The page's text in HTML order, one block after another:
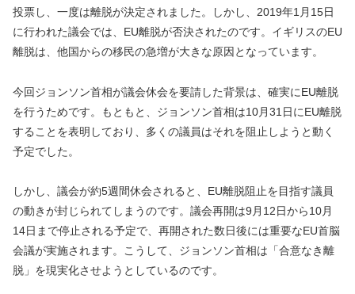
投票し、一度は離脱が決定されました。しかし、2019年1月15日
に行われた議会では、EU離脱が否決されたのです。イギリスのEU
離脱は、他国からの移民の急増が大きな原因となっています。
今回ジョンソン首相が議会休会を要請した背景は、確実にEU離脱
を行うためです。もともと、ジョンソン首相は10月31日にEU離脱
することを表明しており、多くの議員はそれを阻止しようと動く
予定でした。
しかし、議会が約5週間休会されると、EU離脱阻止を目指す議員
の動きが封じられてしまうのです。議会再開は9月12日から10月
14日まで停止される予定で、再開された数日後には重要なEU首脳
会議が実施されます。こうして、ジョンソン首相は「合意なき離
脱」を現実化させようとしているのです。